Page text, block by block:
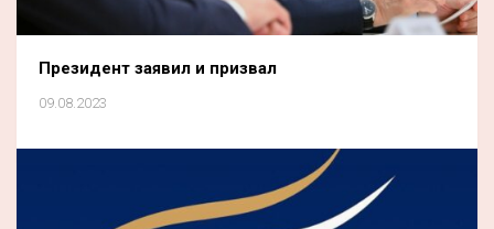
Президент заявил и призвал
09.08.2023